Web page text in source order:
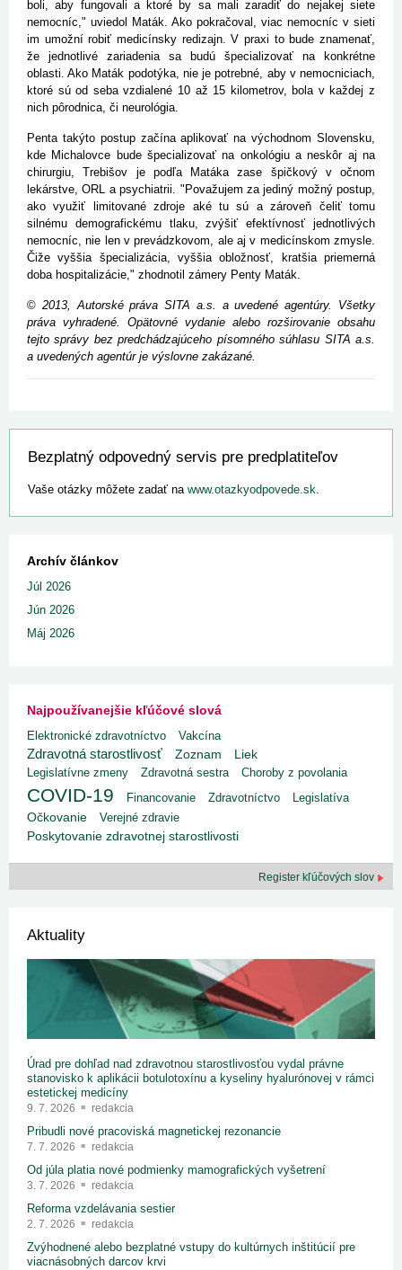
boli, aby fungovali a ktoré by sa mali zaradiť do nejakej siete
nemocníc," uviedol Maták. Ako pokračoval, viac nemocníc v sieti
im umožní robiť medicínsky redizajn. V praxi to bude znamenať,
že jednotlivé zariadenia sa budú špecializovať na konkrétne
oblasti. Ako Maták podotýka, nie je potrebné, aby v nemocniciach,
ktoré sú od seba vzdialené 10 až 15 kilometrov, bola v každej z
nich pôrodnica, či neurológia.
Penta takýto postup začína aplikovať na východnom Slovensku,
kde Michalovce bude špecializovať na onkológiu a neskôr aj na
chirurgiu, Trebišov je podľa Matáka zase špičkový v očnom
lekárstve, ORL a psychiatrii. "Považujem za jediný možný postup,
ako využiť limitované zdroje aké tu sú a zároveň čeliť tomu
silnému demografickému tlaku, zvýšiť efektívnosť jednotlivých
nemocníc, nie len v prevádzkovom, ale aj v medicínskom zmysle.
Čiže vyššia špecializácia, vyššia obložnosť, kratšia priemerná
doba hospitalizácie," zhodnotil zámery Penty Maták.
© 2013, Autorské práva SITA a.s. a uvedené agentúry. Všetky
práva vyhradené. Opätovné vydanie alebo rozširovanie obsahu
tejto správy bez predchádzajúceho písomného súhlasu SITA a.s.
a uvedených agentúr je výslovne zakázané.
Bezplatný odpovedný servis pre predplatiteľov
Vaše otázky môžete zadať na www.otazkyodpovede.sk.
Archív článkov
Júl 2026
Jún 2026
Máj 2026
Najpoužívanejšie kľúčové slová
Elektronické zdravotníctvo Vakcína
Zdravotná starostlivosť Zoznam Liek
Legislatívne zmeny Zdravotná sestra Choroby z povolania
COVID-19 Financovanie Zdravotníctvo
Legislatíva
Očkovanie
Verejné zdravie
Poskytovanie zdravotnej starostlivosti
Register kľúčových slov
Aktuality
Úrad pre dohľad nad zdravotnou starostlivosťou vydal právne
stanovisko k aplikácii botulotoxínu a kyseliny hyalurónovej v rámci
estetickej medicíny
9. 7. 2026 redakcia
Pribudli nové pracoviská magnetickej rezonancie
7. 7. 2026 redakcia
Od júla platia nové podmienky mamografických vyšetrení
3. 7. 2026 redakcia
Reforma vzdelávania sestier
2. 7. 2026 redakcia
Zvýhodnené alebo bezplatné vstupy do kultúrnych inštitúcií pre
viacnásobných darcov krvi